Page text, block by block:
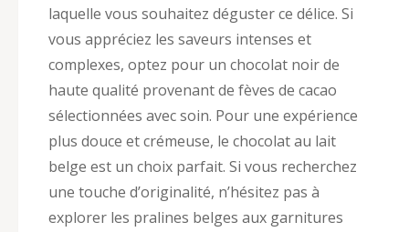
laquelle vous souhaitez déguster ce délice. Si
vous appréciez les saveurs intenses et
complexes, optez pour un chocolat noir de
haute qualité provenant de fèves de cacao
sélectionnées avec soin. Pour une expérience
plus douce et crémeuse, le chocolat au lait
belge est un choix parfait. Si vous recherchez
une touche d’originalité, n’hésitez pas à
explorer les pralines belges aux garnitures